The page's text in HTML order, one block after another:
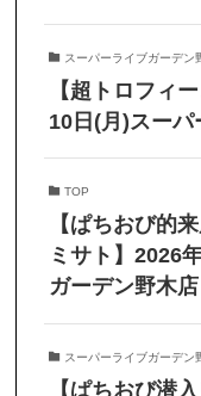
スーパーライブガーデン
【超トロフィ
10日(月)スー
TOP
【ぱちおび的
ミサト】2026
ガーデン野木店
スーパーライブガーデン
【ぱちおび潜